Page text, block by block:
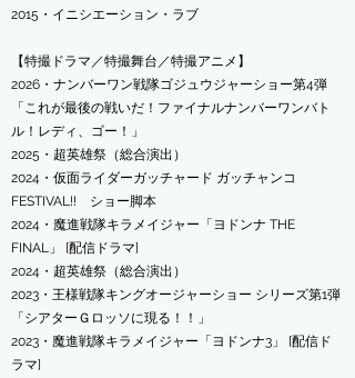
2015・イニシエーション・ラブ
【特撮ドラマ／特撮舞台／特撮アニメ】
​2026・ナンバーワン戦隊ゴジュウジャーショー第4弾
「これが最後の戦いだ！ファイナルナンバーワンバト
ル！レディ、ゴー！」
​2025・超英雄祭（総合演出）
2024・仮面ライダーガッチャード ガッチャンコ
FESTIVAL!! ショー脚本
2024・魔進戦隊キラメイジャー「ヨドンナ THE
FINAL」
[配信ドラマ]
2024・超英雄祭（総合演出）
2023・王様戦隊キングオージャーショー シリーズ第1弾
「シアターＧロッソに現る！！」
2023・魔進戦隊キラメイジャー「ヨドンナ3」
[配信ド
ラマ]